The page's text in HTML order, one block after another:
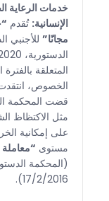
خدمات الرعاية
الإنسانية: تُقدم
مجانًا” للأجنبي
الخصوص،
قضت المحكمة
مثل الاكتظاظ
على إمكانية
مستوى “معاملة
17/2/2016).